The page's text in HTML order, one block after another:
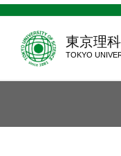
東京理
TOKYO